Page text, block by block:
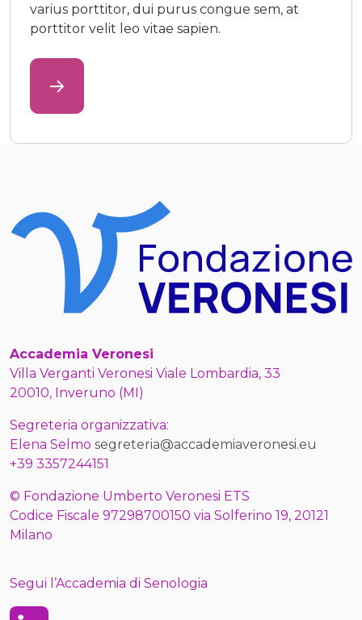
varius porttitor, dui purus congue sem, at
porttitor velit leo vitae sapien.
Accademia Veronesi
Villa Verganti Veronesi Viale Lombardia, 33
20010, Inveruno (MI)
Segreteria organizzativa:
Elena Selmo segreteria@accademiaveronesi.eu
+39 3357244151
© Fondazione Umberto Veronesi ETS
Codice Fiscale 97298700150 via Solferino 19, 20121
Milano
Segui l’Accademia di Senologia